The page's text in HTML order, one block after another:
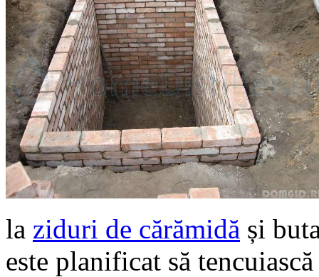
la ziduri de cărămidă și
este planificat să